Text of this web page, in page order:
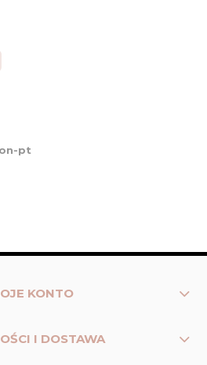
pt
KONTO
I DOSTAWA